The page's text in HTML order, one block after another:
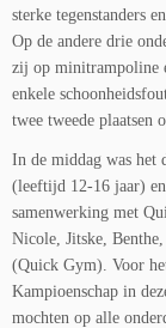
sterke tegenstanders
Op de andere drie
zij op minitrampoline
enkele
twee tweede plaatsen
In de middag was het
(leeftijd 12-16 jaar)
samenwerking met
Nicole, Jitske,
(Quick Gym). Voor
Kampioenschap in
mochten op alle